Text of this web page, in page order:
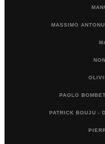
MASSIMO
PAOLO
PATRICK BOUJU -